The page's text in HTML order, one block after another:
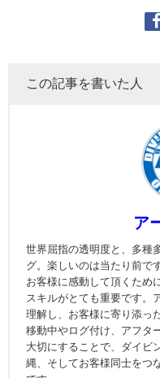
この記事を書いた人
ア
世界屈指の透明度と、多種
グ。楽しいのは当たり前です
お客様に感動して頂くため
スキルがとても重要です。
理解し、お客様に寄り添っ
移動中やログ付け、アフタ
大切にすることで、ダイビ
縄、そしてお客様同士をつ